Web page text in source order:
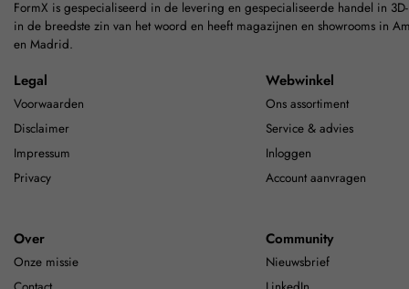
FormX is gespecialiseerd in de levering en gespecialiseerde handel in
in de breedste zin van het woord en heeft magazijnen en showrooms in
en Madrid.
Legal
Voorwaarden
Disclaimer
Impressum
Privacy
Webwinkel
Ons assortiment
Service & advies
Inloggen
Account aanvragen
Over
Onze missie
Community
Nieuwsbrief